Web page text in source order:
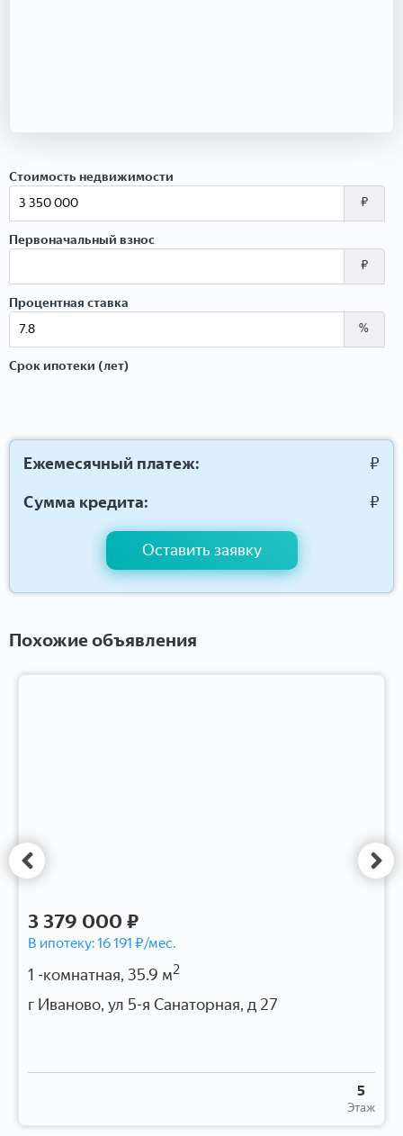
Стоимость недвижимости
₽
Первоначальный взнос
₽
Процентная ставка
%
Срок ипотеки (лет)
Ежемесячный платеж:
₽
Сумма кредита:
₽
Оставить заявку
Похожие объявления
3 379 000 ₽
В ипотеку:16 191 ₽/мес.
1 -комнатная, 35.9 м2
г Иваново, ул 5-я Санаторная, д 27
Этаж
5